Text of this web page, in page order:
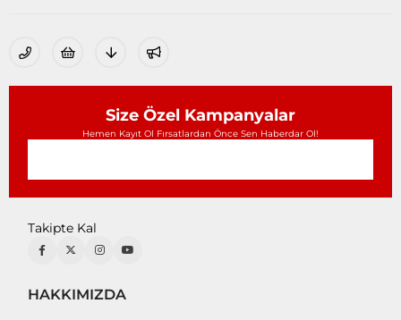
Size Özel Kampanyalar
Hemen Kayıt Ol Fırsatlardan Önce Sen Haberdar Ol!
Takipte Kal
HAKKIMIZDA